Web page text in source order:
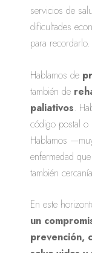
servicios de
dificultades
para recordarlo.
Hablamos de
también de
paliativos.
código postal o
Hablamos
enfermedad
también
En este
un
prevención,